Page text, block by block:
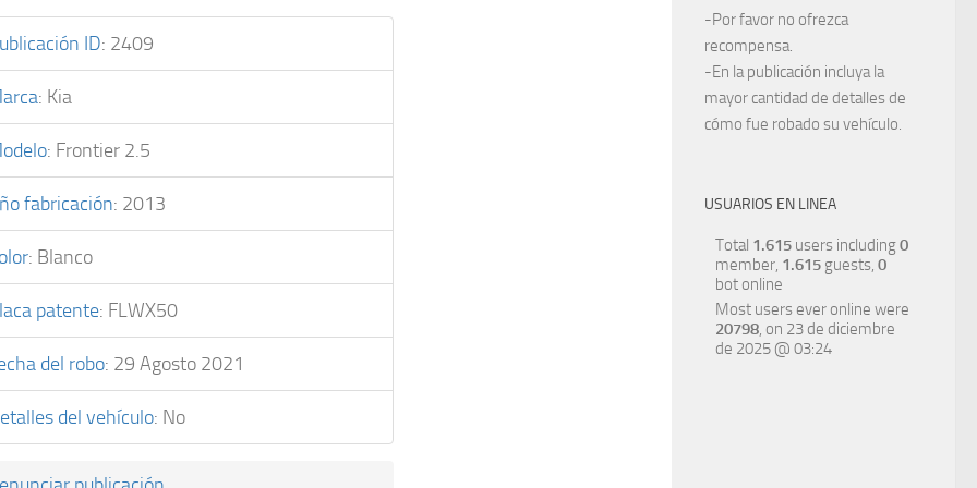
ID: 2409
: Kia
: Frontier 2.5
fabricación: 2013
: Blanco
patente: FLWX50
del robo: 29 Agosto 2021
del vehículo: No
-Por favor no ofrezca
recompensa.
-En la publicación incluya la
mayor cantidad de detalles de
cómo fue robado su vehículo.
USUARIOS EN LINEA
Total 1.615 users including0
member, 1.615 guests, 0
bot online
Most users ever online were
20798, on 23 de diciembre
de 2025 @ 03:24